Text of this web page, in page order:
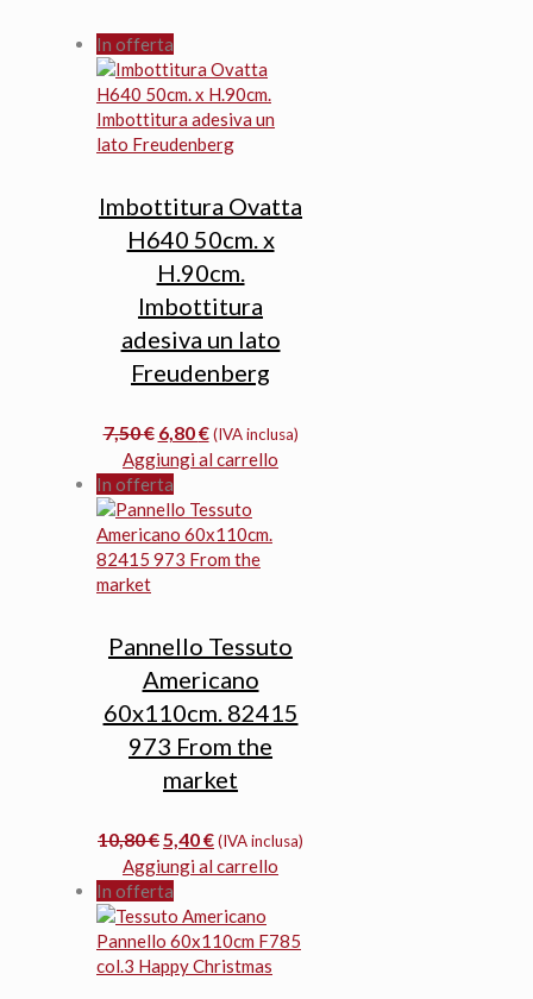
In offerta
Imbottitura Ovatta
H640 50cm. x
H.90cm.
Imbottitura
adesiva un lato
Freudenberg
7,50€ Il
prezzo
originale
era:
7,50 €.
6,80€Il
prezzo
è:
6,80 €.
(IVA inclusa)
Aggiungi al carrello
In offerta
Pannello Tessuto
Americano
60x110cm. 82415
973 From the
market
10,80€ Il
prezzo
originale
era:
10,80 €.
5,40€Il
prezzo
è:
5,40 €.
(IVA inclusa)
Aggiungi al carrello
In offerta